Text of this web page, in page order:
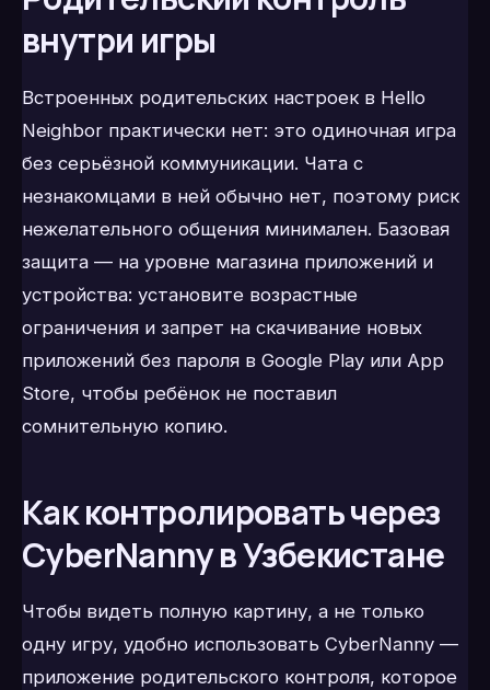
внутри игры
Встроенных родительских настроек в Hello
Neighbor практически нет: это одиночная игра
без серьёзной коммуникации. Чата с
незнакомцами в ней обычно нет, поэтому риск
нежелательного общения минимален. Базовая
защита — на уровне магазина приложений и
устройства: установите возрастные
ограничения и запрет на скачивание новых
приложений без пароля в Google Play или App
Store, чтобы ребёнок не поставил
сомнительную копию.
Как контролировать через
CyberNanny в Узбекистане
Чтобы видеть полную картину, а не только
одну игру, удобно использовать CyberNanny —
приложение родительского контроля, которое